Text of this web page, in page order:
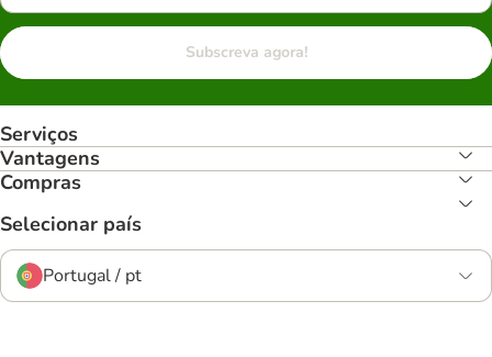
Subscreva agora!
Serviços
Vantagens
Compras
Selecionar país
Portugal / pt